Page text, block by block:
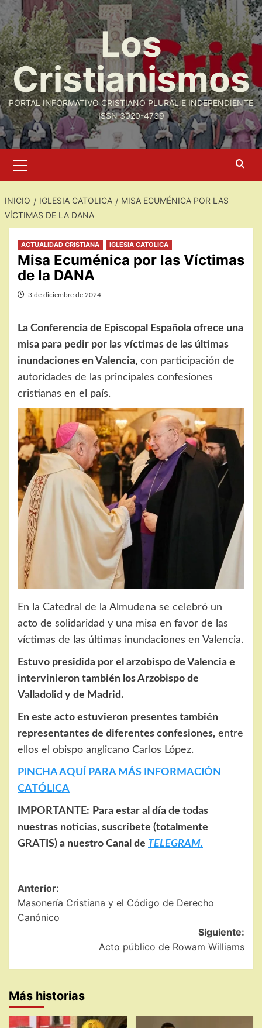
Saltar
al
contenido
Los
Cristianismos
PORTAL INFORMATIVO CRISTIANO PLURAL E INDEPENDIENTE
ISSN 3020-4739
primario
INICIO IGLESIA CATOLICA
MISA ECUMÉNICA POR LAS
VÍCTIMAS DE LA DANA
ACTUALIDAD CRISTIANA IGLESIA CATOLICA
Misa Ecuménica por las Víctimas
de la DANA
3 de diciembre de 2024
La Conferencia de Episcopal Española ofrece una
misa para pedir por las víctimas de las últimas
inundaciones en Valencia, con participación de
autoridades de las principales confesiones
cristianas en el país.
En la Catedral de la Almudena se celebró un
acto de solidaridad y una misa en favor de las
víctimas de las últimas inundaciones en Valencia.
Estuvo presidida por el arzobispo de Valencia e
intervinieron también los Arzobispo de
Valladolid y de Madrid.
En este acto estuvieron presentes también
representantes de diferentes confesiones, entre
ellos el obispo anglicano Carlos López.
PINCHA AQUÍ PARA MÁS INFORMACIÓN
CATÓLICA
IMPORTANTE: Para estar al día de todas
nuestras noticias, suscríbete (totalmente
GRATIS) a nuestro Canal de TELEGRAM.
Navegación
de
entradas
Anterior:
Masonería Cristiana y el Código de Derecho
Canónico
Siguiente:
Acto público de Rowam Williams
Más historias